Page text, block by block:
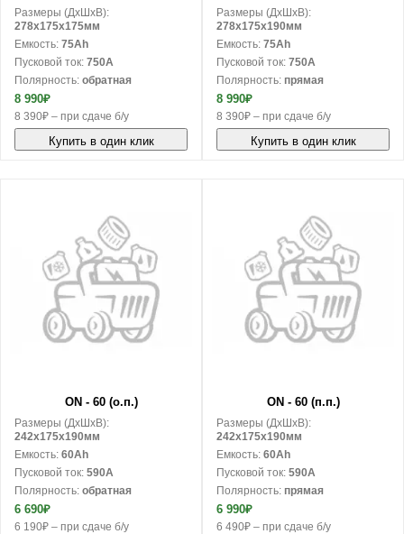
Размеры (ДxШxВ):
278x175x175мм
Емкость: 75Ah
Пусковой ток: 750A
Полярность: обратная
8 990₽
8 390₽ – при сдаче б/у
Купить в один клик
Размеры (ДxШxВ):
278x175x190мм
Емкость: 75Ah
Пусковой ток: 750A
Полярность: прямая
8 990₽
8 390₽ – при сдаче б/у
Купить в один клик
ON - 60 (о.п.)
Размеры (ДxШxВ):
242x175x190мм
Емкость: 60Ah
Пусковой ток: 590A
Полярность: обратная
6 690₽
6 190₽ – при сдаче б/у
ON - 60 (п.п.)
Размеры (ДxШxВ):
242x175x190мм
Емкость: 60Ah
Пусковой ток: 590A
Полярность: прямая
6 990₽
6 490₽ – при сдаче б/у